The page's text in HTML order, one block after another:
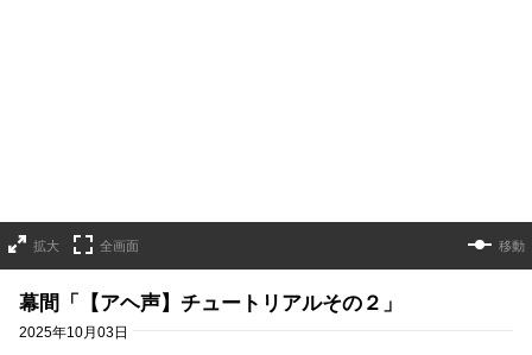
拡大 全画面 移動
幕間「【アヘ声】チュートリアルその２」
2025年10月03日